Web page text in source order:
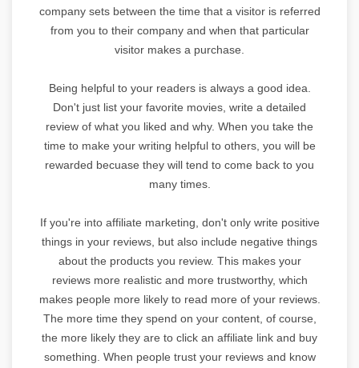
company sets between the time that a visitor is referred
from you to their company and when that particular
visitor makes a purchase.
Being helpful to your readers is always a good idea.
Don't just list your favorite movies, write a detailed
review of what you liked and why. When you take the
time to make your writing helpful to others, you will be
rewarded becuase they will tend to come back to you
many times.
If you're into affiliate marketing, don't only write positive
things in your reviews, but also include negative things
about the products you review. This makes your
reviews more realistic and more trustworthy, which
makes people more likely to read more of your reviews.
The more time they spend on your content, of course,
the more likely they are to click an affiliate link and buy
something. When people trust your reviews and know